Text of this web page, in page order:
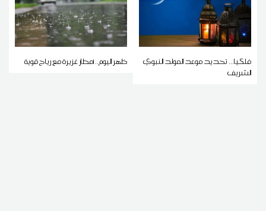
فلكيا... تحديد موعد المولد النبوي
الشريف
ظهر اليوم.. أمطار غزيرة مع رياح قوية